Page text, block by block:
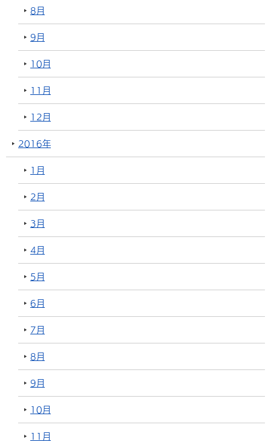
8月
9月
10月
11月
12月
2016年
1月
2月
3月
4月
5月
6月
7月
8月
9月
10月
11月